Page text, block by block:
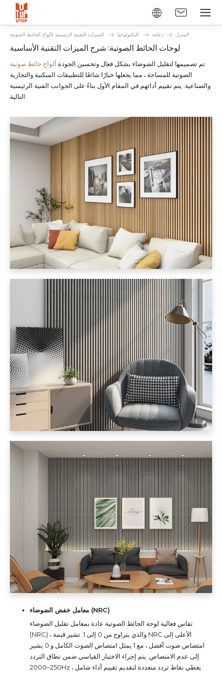
المنزل دعامة التكنولوجيا الميزات التقنية الرئيسية لألواح الحائط الصوتية
لوحات الحائط الصوتية: شرح الميزات التقنية الأساسية
ألواح حائط صوتية
الصوتية للمساحة ، مما يجعلها خيارًا شائعًا للتطبيقات السكنية والتجارية
والصناعية. يتم تقييم أدائهم في المقام الأول بناءً على الجوانب الفنية الرئيسية
التالية:
معامل خفض الضوضاء (NRC)
تقاس فعالية لوحة الحائط الصوتية عادة بمعامل تقليل الضوضاء
(NRC) ، والذي يتراوح من 0 إلى 1. تشير قيمة NRC الأعلى إلى
امتصاص صوت أفضل ، مع 1 يمثل امتصاص الصوت الكامل و 0 يشير
إلى عدم الامتصاص. يتم إجراء الاختبار القياسي ضمن نطاق التردد